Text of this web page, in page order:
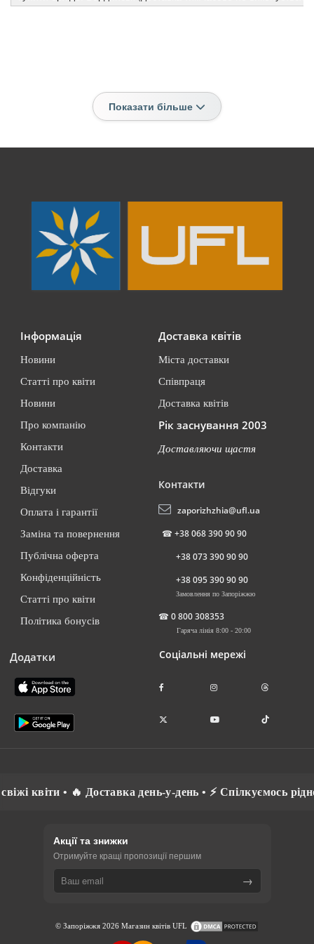
Показати більше
Інформація
Новини
Статті про квіти
Новини
Про компанію
Контакти
Доставка
Відгуки
Оплата і гарантії
Заміна та повернення
Публічна оферта
Конфіденційність
Статті про квіти
Політика бонусів
Додатки
Доставка квітів
Міста доставки
Співпраця
Доставка квітів
Рік заснування 2003
Доставляючи щастя
Контакти
zaporizhzhia@ufl.ua
☎ +38 068 390 90 90
+38 073 390 90 90
+38 095 390 90 90
Замовлення по Запоріжжю
☎ 0 800 308353
Гаряча лінія 8:00 - 20:00
Соціальні мережі
🔥 Доставка день-у-день • ⚡ Спілкуємось рідною
Акції та знижки
Отримуйте кращі пропозиції першим
→
© Запоріжжя 2026 Магазин квітів UFL